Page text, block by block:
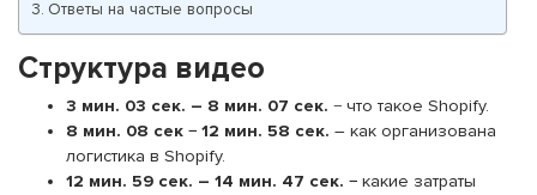
Ответы на частые вопросы
Структура видео
3 мин. 03 сек. – 8 мин. 07 сек. − что такое Shopify.
8 мин. 08 сек − 12 мин. 58 сек. – как организована
логистика в Shopify.
12 мин. 59 сек. – 14 мин. 47 сек. − какие затраты